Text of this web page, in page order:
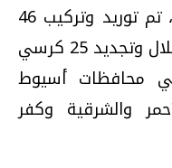
وفي مجال دعم البنية التحتية، تم توريد وتركيب 46
ماكينة غسيل كلوي حديثة، وإحلال وتجديد 25 كرسي
محافظات أسيوط
والشرقية وكفر